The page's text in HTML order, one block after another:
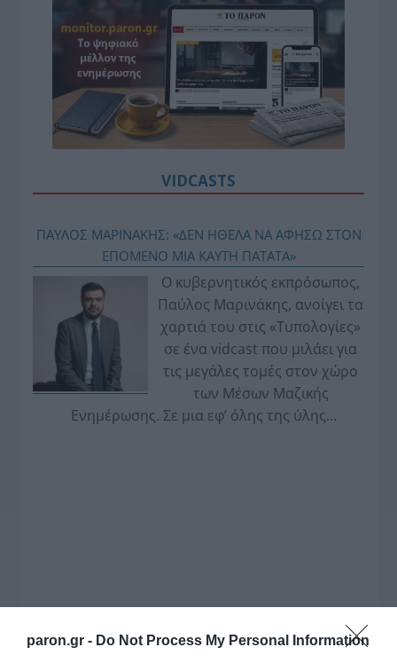
paron.gr - Do Not Process My Personal Information
VIDCASTS
ΠΑΥΛΟΣ ΜΑΡΙΝΑΚΗΣ: «ΔΕΝ ΗΘΕΛΑ ΝΑ ΑΦΗΣΩ ΣΤΟΝ
ΕΠΟΜΕΝΟ ΜΙΑ ΚΑΥΤΗ ΠΑΤΑΤΑ»
Ο κυβερνητικός εκπρόσωπος,
Παύλος Μαρινάκης, ανοίγει τα
χαρτιά του στις «Τυπολογίες»
σε ένα vidcast που μιλάει για
τις μεγάλες τομές στον χώρο
των Μέσων Μαζικής
Ενημέρωσης. Σε μια εφ’ όλης της ύλης